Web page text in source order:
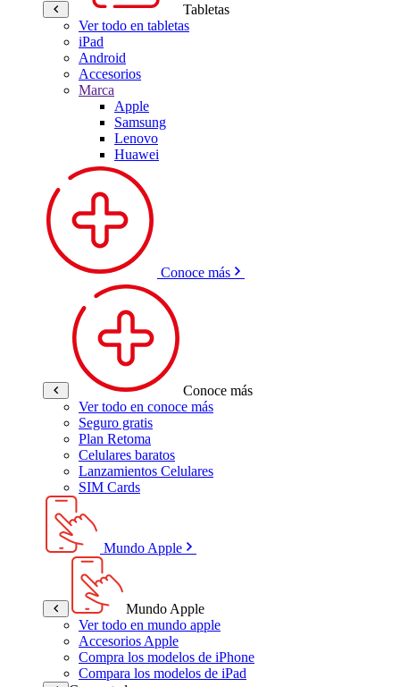
Tabletas
Ver todo en tabletas
iPad
Android
Accesorios
Marca
Apple
Samsung
Lenovo
Huawei
Conoce más
Conoce más
Ver todo en conoce más
Seguro gratis
Plan Retoma
Celulares baratos
Lanzamientos Celulares
SIM Cards
Mundo Apple
Mundo Apple
Ver todo en mundo apple
Accesorios Apple
Compra los modelos de iPhone
Compara los modelos de iPad